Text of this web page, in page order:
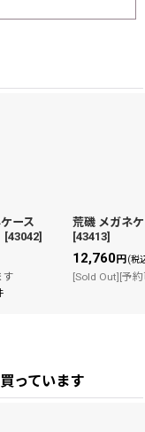
ース
[43042]
す
荒磯 メガネ
[43413]
12,760円 (税
[Sold Out][予
っています